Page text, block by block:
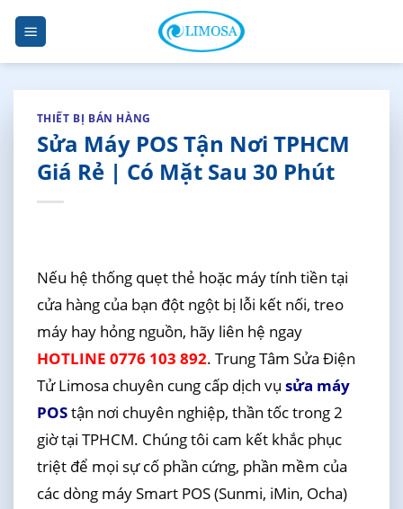
Skip
content
THIẾT BỊ BÁN HÀNG
Sửa Máy POS Tận Nơi TPHCM
Giá Rẻ | Có Mặt Sau 30 Phút
Nếu hệ thống quẹt thẻ hoặc máy tính tiền tại
cửa hàng của bạn đột ngột bị lỗi kết nối, treo
máy hay hỏng nguồn, hãy liên hệ ngay
HOTLINE 0776 103 892. Trung Tâm Sửa Điện
Tử Limosa chuyên cung cấp dịch vụ sửa máy
POStận nơi chuyên nghiệp, thần tốc trong 2
giờ tại TPHCM. Chúng tôi cam kết khắc phục
triệt để mọi sự cố phần cứng, phần mềm của
các dòng máy Smart POS (Sunmi, iMin, Ocha)